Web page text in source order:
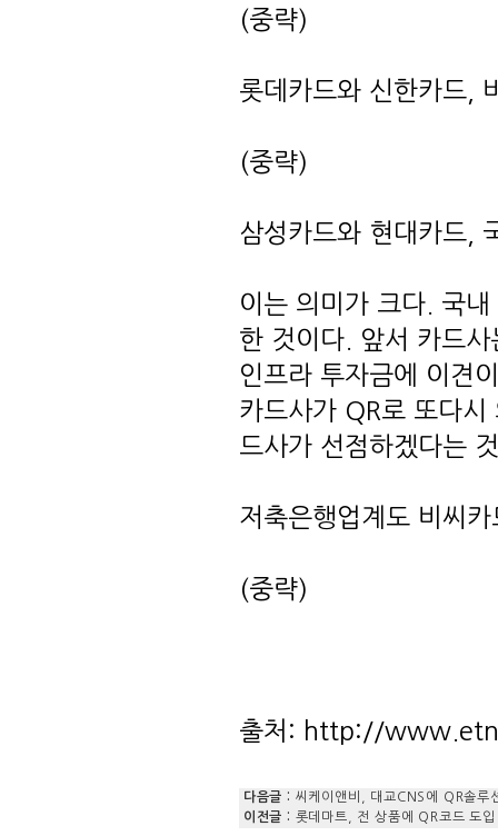
다음글 : 씨케이앤비, 대교CNS에 QR솔루
이전글 : 롯데마트, 전 상품에 QR코드 도입